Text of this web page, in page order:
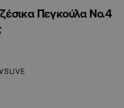
Πεγκούλα Νο.4